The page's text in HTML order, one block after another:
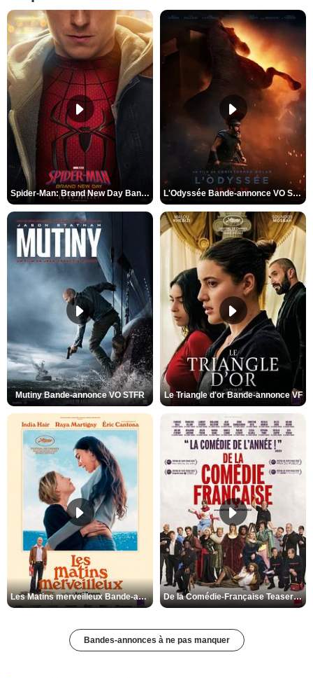
Spider-Man: Brand New Day Bande-annonce VO STFR L'Odyssée Bande-annonce VO STFR
Mutiny Bande-annonce VO STFR Le Triangle d'or Bande-annonce VF
Les Matins merveilleux Bande-annonce VF De la Comédie-Française Teaser VF
Bandes-annonces à ne pas manquer